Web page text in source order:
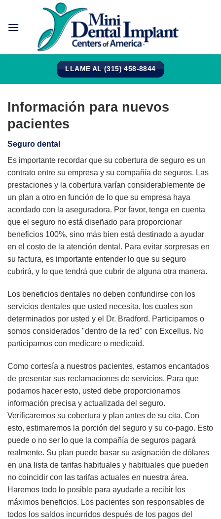
contenido
LLAME AL (315) 458-8844
Información para nuevos
pacientes
Seguro dental
Es importante recordar que su cobertura de seguro es un
contrato entre su empresa y su compañía de seguros. Las
prestaciones y la cobertura varían considerablemente de
un plan a otro en función de lo que su empresa haya
acordado con la aseguradora. Por favor, tenga en cuenta
que el seguro no está diseñado para proporcionar
beneficios 100%, sino más bien está destinado a ayudar
en el costo de la atención dental. Para evitar sorpresas en
su factura, es importante entender lo que su seguro
cubrirá, y lo que tendrá que cubrir de alguna otra manera.
Los beneficios dentales no deben confundirse con los
servicios dentales que usted necesita, los cuales son
determinados por usted y el Dr. Bradford. Participamos o
somos considerados "dentro de la red" con Excellus. No
participamos con medicare o medicaid.
Como cortesía a nuestros pacientes, estamos encantados
de presentar sus reclamaciones de servicios. Para que
podamos hacer esto, usted debe proporcionarnos
información precisa y actualizada del seguro.
Verificaremos su cobertura y plan antes de su cita. Con
esto, estimaremos la porción del seguro y su co-pago. Esto
puede o no ser lo que la compañía de seguros pagará
realmente. Su plan puede basar su asignación de dólares
en una lista de tarifas habituales y habituales que pueden
no coincidir con las tarifas actuales en nuestra área.
Haremos todo lo posible para ayudarle a recibir los
máximos beneficios. Los pacientes son responsables de
todos los saldos incurridos después de los pagos del